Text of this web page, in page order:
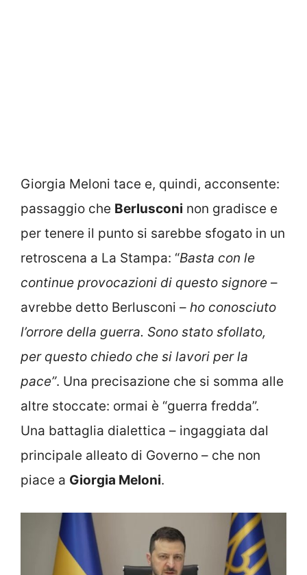
Giorgia Meloni tace e, quindi, acconsente:
passaggio che Berlusconi non gradisce e
per tenere il punto si sarebbe sfogato in un
retroscena a La Stampa: “Basta con le
continue provocazioni di questo signore –
avrebbe detto Berlusconi – ho conosciuto
l’orrore della guerra. Sono stato sfollato,
per questo chiedo che si lavori per la
pace”. Una precisazione che si somma alle
altre stoccate: ormai è “guerra fredda”.
Una battaglia dialettica – ingaggiata dal
principale alleato di Governo – che non
piace a Giorgia Meloni.